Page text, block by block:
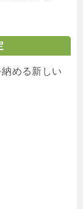
める新しい